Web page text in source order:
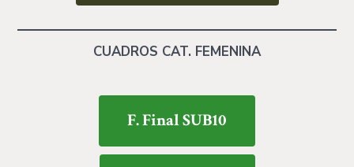
CUADROS CAT. FEMENINA
F. Final SUB10